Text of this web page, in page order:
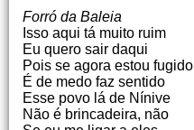
Forró da Baleia
Isso aqui tá muito ruim
Eu quero sair daqui
Pois se agora estou fugido
É de medo faz sentido
Esse povo lá de Nínive
Não é brincadeira, não